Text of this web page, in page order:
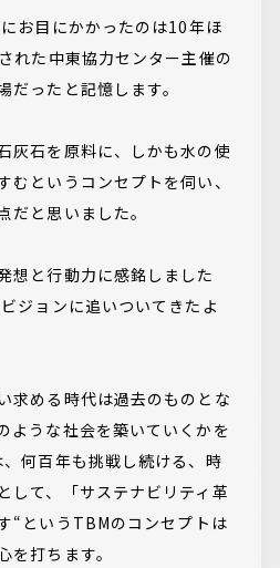
お目にかかったのは10年ほ
れた中東協力センター主催の
だったと記憶します。
灰石を原料に、しかも水の使
むというコンセプトを伺い、
だと思いました。
想と行動力に感銘しました
ジョンに追いついてきたよ
求める時代は過去のものとな
ような社会を築いていくかを
何百年も挑戦し続ける、時
して、「サステナビリティ革
“というTBMのコンセプトは
を打ちます。